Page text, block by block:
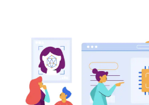
Projekt
starten
Logo-Design